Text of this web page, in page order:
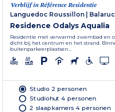
Verblijf in Référence Residentie
Languedoc Roussillon |
Residence Odalys Aqualia
Residentie met verwarmd zwembad en
dicht bij het centrum en het strand.
buitenparkeerplaatsen...
Studio 2 personen
Studiohut 4 personen
2 slaapkamers 4 personen